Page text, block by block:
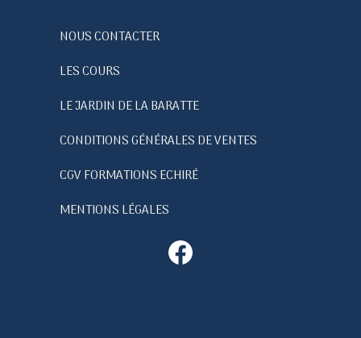
NOUS CONTACTER
LES COURS
LE JARDIN DE LA BARATTE
CONDITIONS GÉNÉRALES DE VENTES
CGV FORMATIONS ECHIRÉ
MENTIONS LÉGALES
Facebook